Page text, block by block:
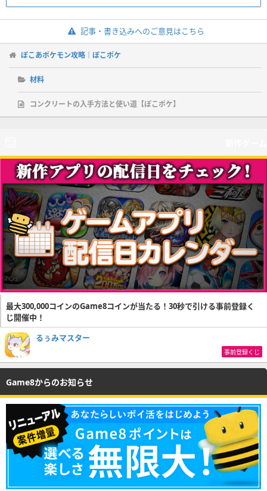
記事・書き込みへのご意見はこちら
ぽこあポケモン攻略｜ぽこポケ
材料
コンクリートの入手方法と使い道【ぽこポケ】
最大300,000コインのGame8コインが当たる！30秒で引ける事前登録く
じ開催中！
るぅみマスター
事前登録くじ
Game8からのお知らせ